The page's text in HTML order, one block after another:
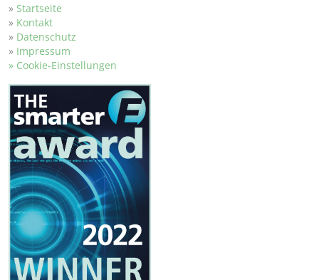
» Startseite
» Kontakt
» Datenschutz
» Impressum
» Cookie-Einstellungen